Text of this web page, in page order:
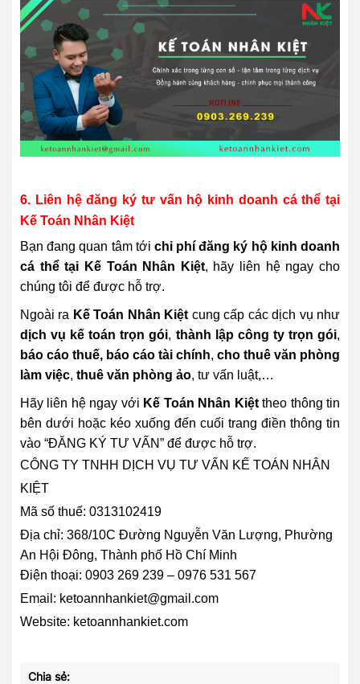
6. Liên hệ đăng ký tư vấn hộ kinh doanh cá thể tại
Kế Toán Nhân Kiệt
Bạn đang quan tâm tới chi phí đăng ký hộ kinh doanh
cá thể tại Kế Toán Nhân Kiệt, hãy liên hệ ngay cho
chúng tôi để được hỗ trợ.
Ngoài ra Kế Toán Nhân Kiệt cung cấp các dịch vụ như
dịch vụ kế toán trọn gói, thành lập công ty trọn gói,
báo cáo thuế, báo cáo tài chính, cho thuê văn phòng
làm việc, thuê văn phòng ảo, tư vấn luật,…
Hãy liên hệ ngay với Kế Toán Nhân Kiệttheo thông tin
bên dưới hoặc kéo xuống đến cuối trang điền thông tin
vào “ĐĂNG KÝ TƯ VẤN” để được hỗ trợ.
CÔNG TY TNHH DỊCH VỤ TƯ VẤN KẾ TOÁN NHÂN
KIỆT
Mã số thuế: 0313102419
Địa chỉ: 368/10C Đường Nguyễn Văn Lượng, Phường
An Hội Đông, Thành phố Hồ Chí Minh
Điện thoại: 0903 269 239 – 0976 531 567
Email: ketoannhankiet@gmail.com
Website: ketoannhankiet.com
Chia sẻ: